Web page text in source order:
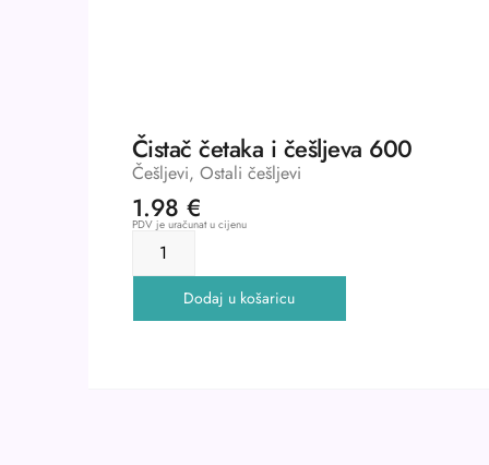
Čistač četaka i češljeva 600
Češljevi, Ostali češljevi
1.98 €
PDV je uračunat u cijenu
Dodaj u košaricu